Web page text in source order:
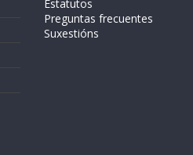
Estatutos
Preguntas frecuentes
Suxestións